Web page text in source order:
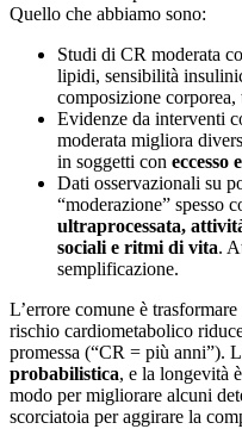
Quello che abbiamo sono:
Studi di CR moderata
lipidi, sensibilità
composizione
Evidenze da interventi
moderata migliora
in soggetti con eccesso
Dati osservazionali su
“moderazione” spesso
ultraprocessata,
sociali e ritmi di vita.
semplificazione.
L’errore comune è
rischio cardiometabolico
promessa (“CR = più anni”).
probabilistica, e la longevità
modo per migliorare alcuni
scorciatoia per aggirare la